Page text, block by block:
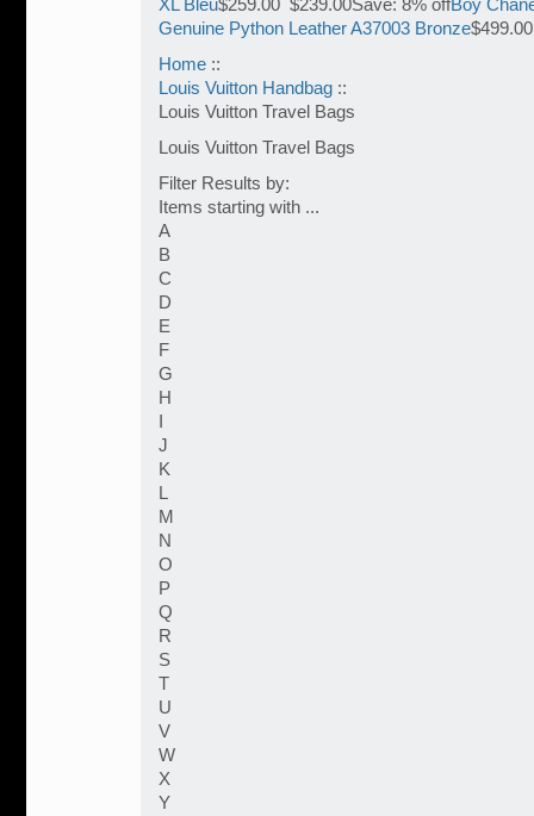
XL Bleu$259.00 $239.00Save: 8% offBoy
Genuine Python Leather A37003 Bronze
Home ::
Louis Vuitton Handbag ::
Louis Vuitton Travel Bags
Louis Vuitton Travel Bags
Filter Results by:
Items starting with ...
A
B
C
D
E
F
G
H
J
K
M
N
O
P
Q
R
S
T
U
V
W
X
Y